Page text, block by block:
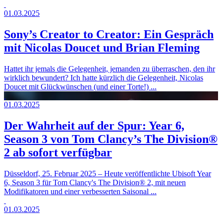
01.03.2025
Sony’s Creator to Creator: Ein Gespräch
mit Nicolas Doucet und Brian Fleming
Hattet ihr jemals die Gelegenheit, jemanden zu überraschen, den ihr
wirklich bewundert? Ich hatte kürzlich die Gelegenheit, Nicolas
Doucet mit Glückwünschen (und einer Torte!) ...
01.03.2025
Der Wahrheit auf der Spur: Year 6,
Season 3 von Tom Clancy’s The Division®
2 ab sofort verfügbar
Düsseldorf, 25. Februar 2025 – Heute veröffentlichte Ubisoft Year
6, Season 3 für Tom Clancy's The Division® 2, mit neuen
Modifikatoren und einer verbesserten Saisonal ...
01.03.2025